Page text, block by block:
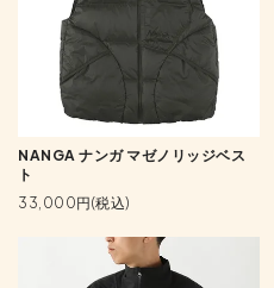
NANGA ナンガ マゼノリッジベス
ト
33,000円(税込)